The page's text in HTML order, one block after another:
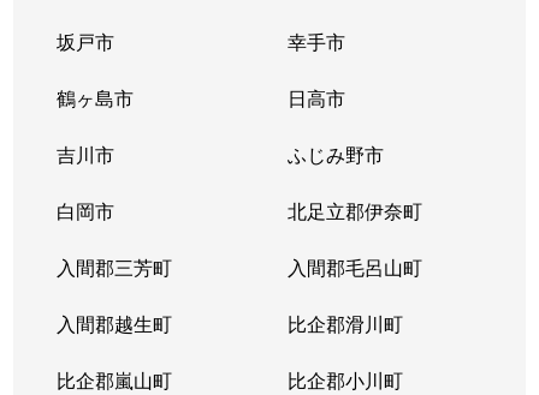
坂戸市 幸手市
鶴ヶ島市 日高市
吉川市 ふじみ野市
白岡市 北足立郡伊奈町
入間郡三芳町 入間郡毛呂山町
入間郡越生町 比企郡滑川町
比企郡嵐山町 比企郡小川町